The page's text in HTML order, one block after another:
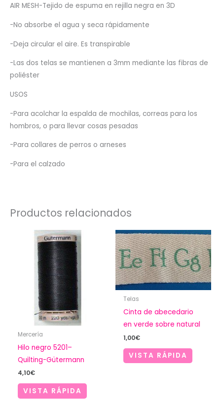
cm)
AIR MESH-Tejido de espuma en rejilla negra en 3D
-No absorbe el agua y seca rápidamente
-Deja circular el aire. Es transpirable
-Las dos telas se mantienen a 3mm mediante las fibras de
poliéster
USOS
-Para acolchar la espalda de mochilas, correas para los
hombros, o para llevar cosas pesadas
-Para collares de perros o arneses
-Para el calzado
Productos relacionados
Mercería
Hilo negro 5201–
Quilting-Gütermann
4,10€
VISTA RÁPIDA
Telas
Cinta de abecedario
en verde sobre natural
1,00€
VISTA RÁPIDA